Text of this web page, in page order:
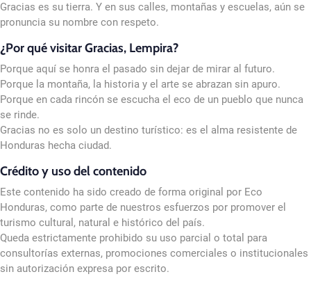
Gracias es su tierra. Y en sus calles, montañas y escuelas, aún se
pronuncia su nombre con respeto.
¿Por qué visitar Gracias, Lempira?
Porque aquí se honra el pasado sin dejar de mirar al futuro.
Porque la montaña, la historia y el arte se abrazan sin apuro.
Porque en cada rincón se escucha el eco de un pueblo que nunca
se rinde.
Gracias no es solo un destino turístico: es el alma resistente de
Honduras hecha ciudad.
Crédito y uso del contenido
Este contenido ha sido creado de forma original por Eco
Honduras, como parte de nuestros esfuerzos por promover el
turismo cultural, natural e histórico del país.
Queda estrictamente prohibido su uso parcial o total para
consultorías externas, promociones comerciales o institucionales
sin autorización expresa por escrito.